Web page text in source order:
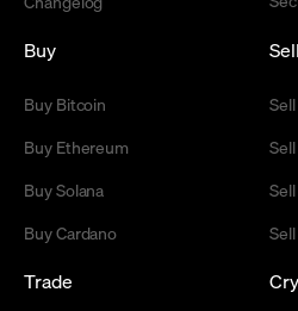
Buy
Buy Bitcoin
Buy Ethereum
Buy Solana
Buy Cardano
Sell
Trade